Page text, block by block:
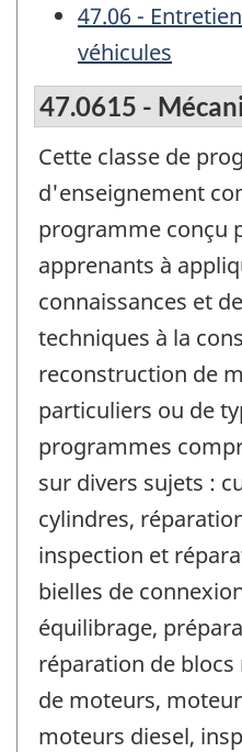
47.06 -
véhicules
47.0615 -
Cette classe de
d'enseignement
programme conçu
apprenants à
connaissances et
techniques à la
reconstruction de
particuliers ou de
programmes
sur divers sujets :
cylindres,
inspection et
bielles de
équilibrage,
réparation de
de moteurs,
moteurs diesel,